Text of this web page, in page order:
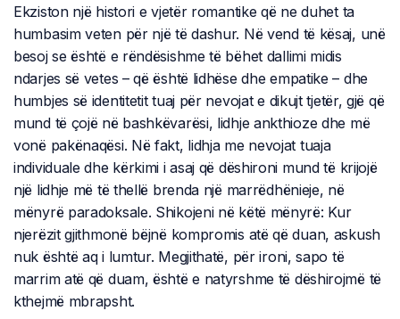
Ekziston një histori e vjetër romantike që ne duhet ta
humbasim veten për një të dashur. Në vend të kësaj, unë
besoj se është e rëndësishme të bëhet dallimi midis
ndarjes së vetes – që është lidhëse dhe empatike – dhe
humbjes së identitetit tuaj për nevojat e dikujt tjetër, gjë që
mund të çojë në bashkëvarësi, lidhje ankthioze dhe më
vonë pakënaqësi. Në fakt, lidhja me nevojat tuaja
individuale dhe kërkimi i asaj që dëshironi mund të krijojë
një lidhje më të thellë brenda një marrëdhënieje, në
mënyrë paradoksale. Shikojeni në këtë mënyrë: Kur
njerëzit gjithmonë bëjnë kompromis atë që duan, askush
nuk është aq i lumtur. Megjithatë, për ironi, sapo të
marrim atë që duam, është e natyrshme të dëshirojmë të
kthejmë mbrapsht.